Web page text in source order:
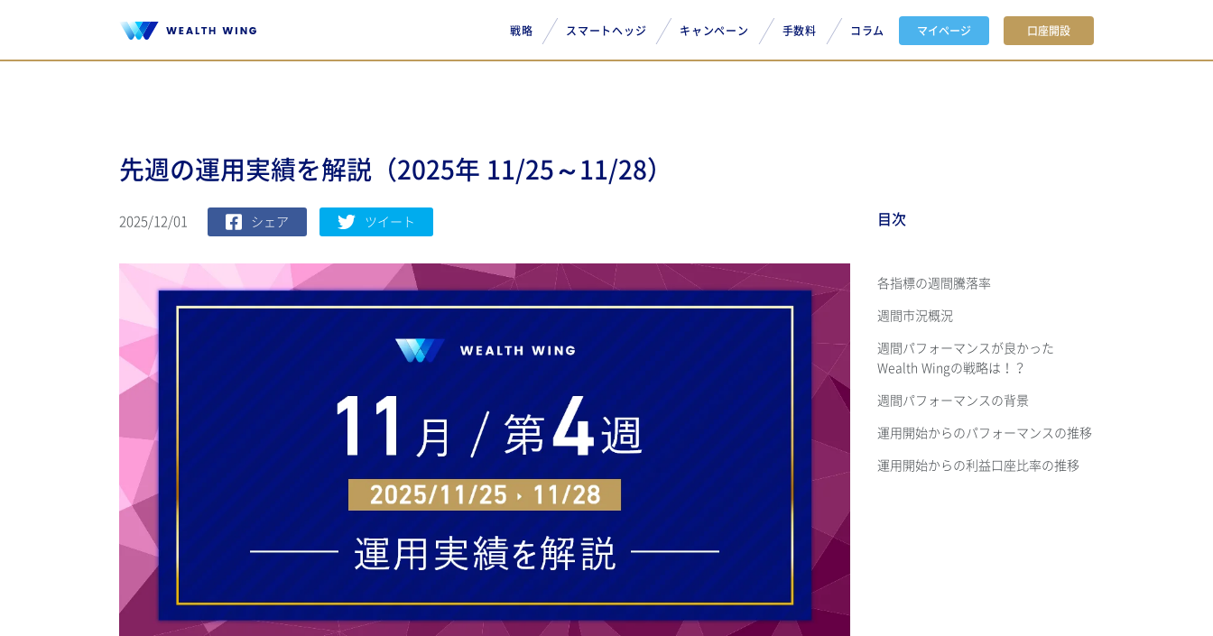
戦略 スマートヘッジ キャンペーン 手数料 コラム マイページ 口座開設
目次
各指標の週間騰落率
週間市況概況
週間パフォーマンスが良かった
Wealth Wingの戦略は！？
週間パフォーマンスの背景
運用開始からのパフォーマンスの推移
運用開始からの利益口座比率の推移
先週の運用実績を解説（2025年 11/25～11/28）
2025/12/01 シェア ツイート